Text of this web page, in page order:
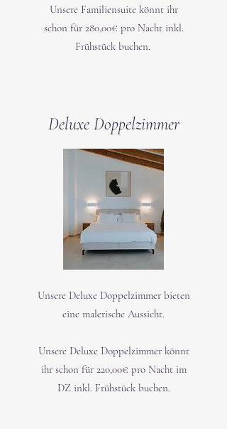
​Unsere Familiensuite könnt ihr
schon für 280,00€ pro Nacht inkl.
Frühstück buchen.
Deluxe Doppelzimmer
Unsere Deluxe Doppelzimmer bieten
eine malerische Aussicht.
Unsere Deluxe Doppelzimmer könnt
ihr schon für 220,00€ pro Nacht im
DZ inkl. Frühstück buchen.